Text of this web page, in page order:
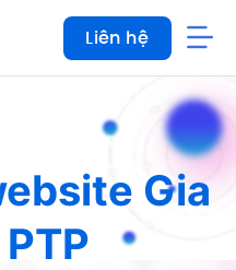
Liên hệ
Gia